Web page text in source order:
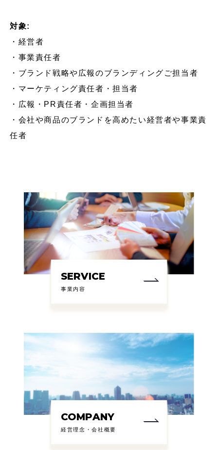
対象:
・経営者
・事業責任者
・ブランド戦略や広報のブランディングご担当者
・マーケティング責任者・担当者
・広報・PR責任者・企画担当者
・会社や商品のブランドを高めたい経営者や事業責
任者
SERVICE
事業内容
COMPANY
経営理念・会社概要